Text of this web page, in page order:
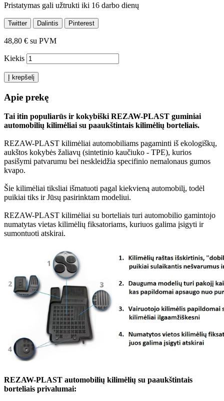
Pristatymas gali užtrukti iki 16 darbo dienų
Twitter Dalintis Pinterest
48,80 € su PVM
Kiekis
Į krepšelį
Apie prekę
Tai itin populiarūs ir kokybiški REZAW-PLAST guminiai
automobilių kilimėliai su paaukštintais kilimėlių borteliais.
REZAW-PLAST kilimėliai automobiliams pagaminti iš ekologiškų,
aukštos kokybės žaliavų (sintetinio kaučiuko - TPE), kurios
pasišymi patvarumu bei neskleidžia specifinio nemalonaus gumos
kvapo.
Šie kilimėliai tiksliai išmatuoti pagal kiekvieną automobilį, todėl
puikiai tiks ir Jūsų pasirinktam modeliui.
REZAW-PLAST kilimėliai su borteliais turi automobilio gamintojo
numatytas vietas kilimėlių fiksatoriams, kuriuos galima įsigyti ir
sumontuoti atskirai.
REZAW-PLAST automobilių kilimėlių su paaukštintais
borteliais privalumai: